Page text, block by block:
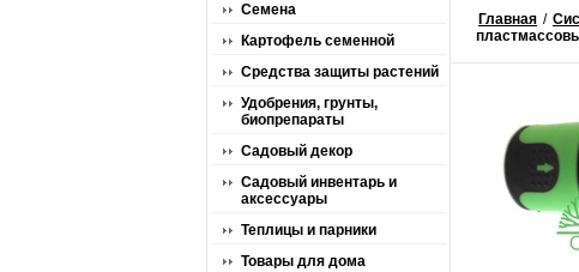
Семена
Картофель семенной
Средства защиты растений
Удобрения, грунты,
биопрепараты
Садовый декор
Садовый инвентарь и
аксессуары
Теплицы и парники
Товары для дома
Главная /